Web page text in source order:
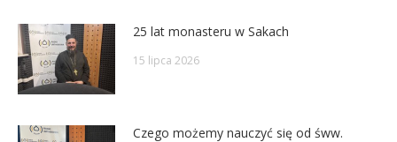
25 lat monasteru w Sakach
15 lipca 2026
Czego możemy nauczyć się od śww.